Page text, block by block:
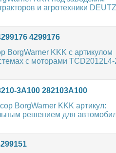
и агротехники
4299176
BorgWarner KKK с артикулом
с моторами TCD2012L4-
3A100 282103A100
BorgWarner KKK артикул:
решением для